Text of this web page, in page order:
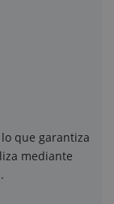
que garantiza
mediante